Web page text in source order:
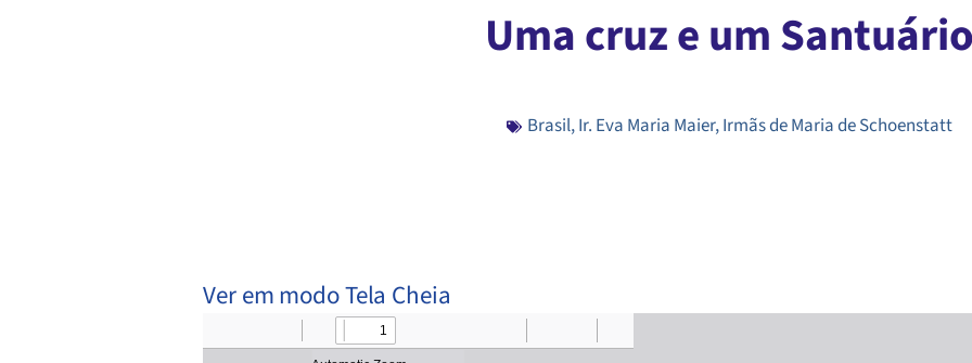
Uma cruz e um
Brasil,Ir. Eva Maria Maier,Irmãs de Maria de Schoenstatt
Ver em modo Tela Cheia